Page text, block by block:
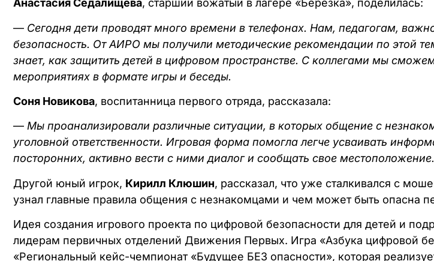
Анастасия Седалищева, старший вожатый в лагере «Березка», поделилась:
— Сегодня дети проводят много времени в телефонах. Нам, педагогам,
безопасность. От АИРО мы получили методические рекомендации по этой
знает, как защитить детей в цифровом пространстве. С коллегами мы
мероприятиях в формате игры и беседы.
Соня Новикова, воспитанница первого отряда, рассказала:
— Мы проанализировали различные ситуации, в которых общение с
уголовной ответственности. Игровая форма помогла легче усваивать
посторонних, активно вести с ними диалог и сообщать свое местоположение.
Другой юный игрок, Кирилл Клюшин, рассказал, что уже сталкивался с
узнал главные правила общения с незнакомцами и чем может быть опасна
Идея создания игрового проекта по цифровой безопасности для детей и
лидерам первичных отделений Движения Первых. Игра «Азбука цифровой
«Региональный кейс-чемпионат «Будущее БЕЗ опасности», которая